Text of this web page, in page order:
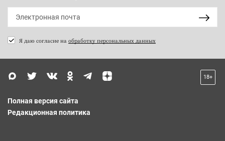
Я даю согласие на обработку персональных данных
18+
Полная версия сайта
Редакционная политика